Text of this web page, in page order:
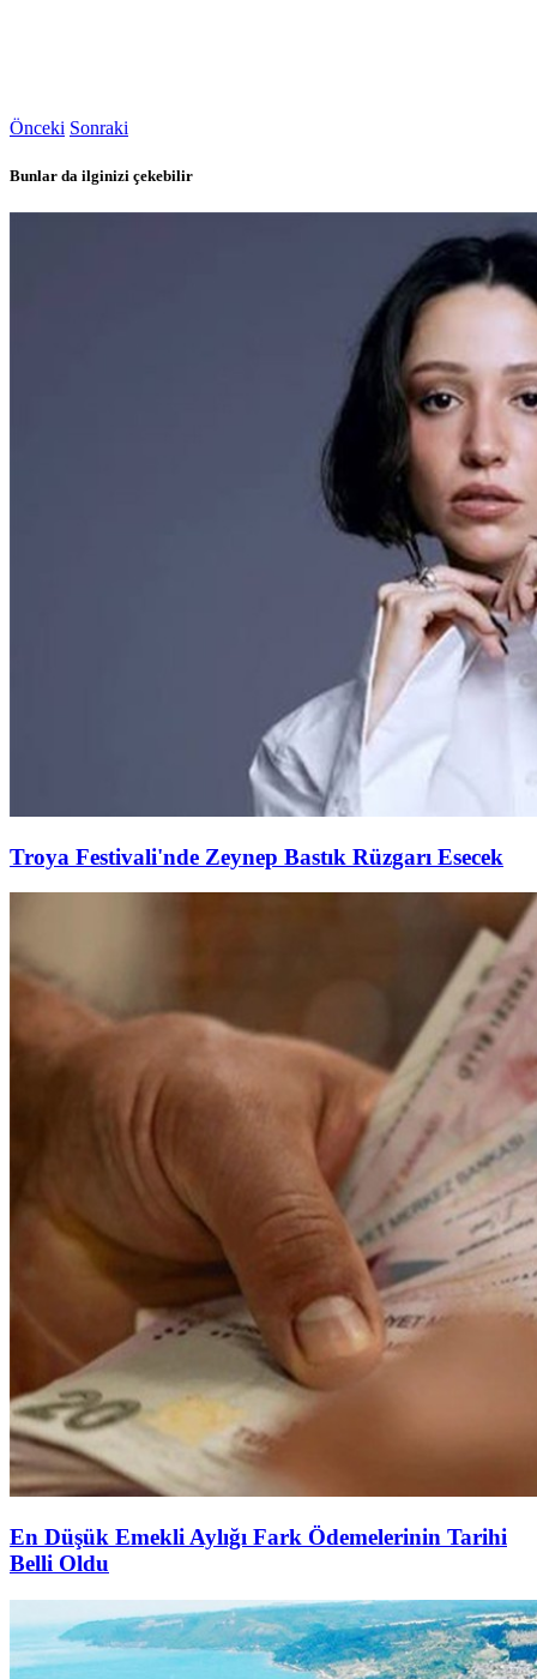
Önceki Sonraki
Bunlar da ilginizi çekebilir
Troya Festivali'nde Zeynep Bastık Rüzgarı Esecek
En Düşük Emekli Aylığı Fark Ödemelerinin Tarihi
Belli Oldu